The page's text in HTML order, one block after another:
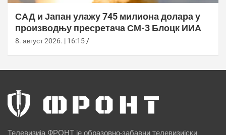
САД и Јапан улажу 745 милиона долара у
производњу пресретача СМ-3 Блоцк ИИА
8. август 2026. | 16:15